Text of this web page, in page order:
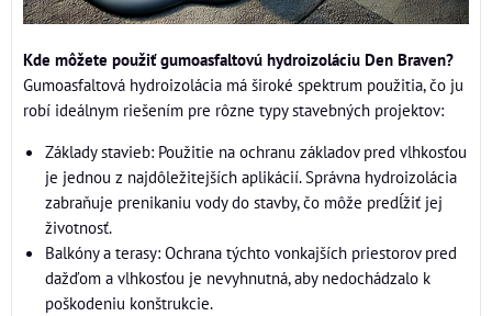
Kde môžete použiť gumoasfaltovú hydroizoláciu Den Braven?
Gumoasfaltová hydroizolácia má široké spektrum použitia, čo ju
robí ideálnym riešením pre rôzne typy stavebných projektov:
Základy stavieb: Použitie na ochranu základov pred vlhkosťou
je jednou z najdôležitejších aplikácií. Správna hydroizolácia
zabraňuje prenikaniu vody do stavby, čo môže predĺžiť jej
životnosť.
Balkóny a terasy: Ochrana týchto vonkajších priestorov pred
dažďom a vlhkosťou je nevyhnutná, aby nedochádzalo k
poškodeniu konštrukcie.